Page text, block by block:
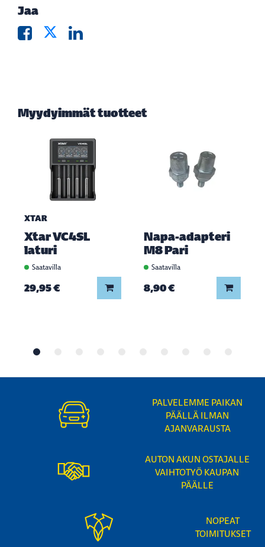
Jaa
Myydyimmät tuotteet
XTAR
Xtar VC4SL
laturi
Saatavilla
29,95 € Lisää koriin
Napa-adapteri
M8 Pari
Saatavilla
8,90 € Lisää
PALVELEMME PAIKAN
PÄÄLLÄ ILMAN
AJANVARAUSTA
AUTON AKUN OSTAJALLE
VAIHTOTYÖ KAUPAN
PÄÄLLE
NOPEAT
TOIMITUKSET